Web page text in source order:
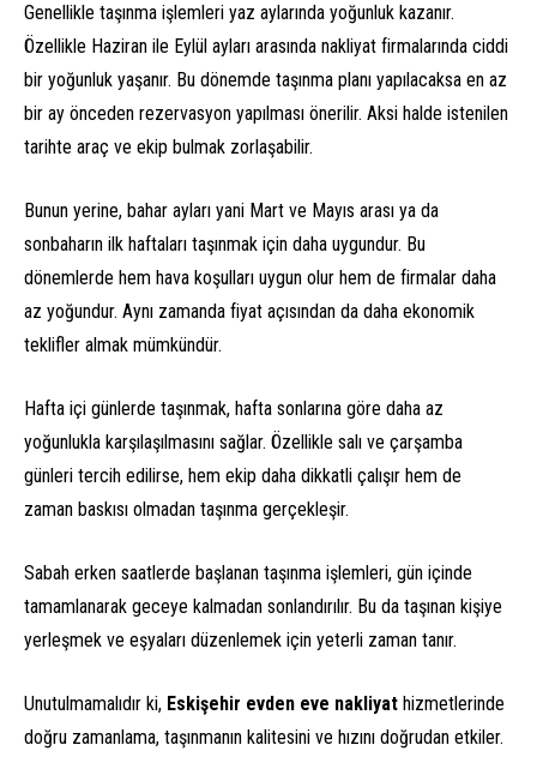
Genellikle taşınma işlemleri yaz aylarında yoğunluk kazanır.
Özellikle Haziran ile Eylül ayları arasında nakliyat firmalarında ciddi
bir yoğunluk yaşanır. Bu dönemde taşınma planı yapılacaksa en az
bir ay önceden rezervasyon yapılması önerilir. Aksi halde istenilen
tarihte araç ve ekip bulmak zorlaşabilir.
Bunun yerine, bahar ayları yani Mart ve Mayıs arası ya da
sonbaharın ilk haftaları taşınmak için daha uygundur. Bu
dönemlerde hem hava koşulları uygun olur hem de firmalar daha
az yoğundur. Aynı zamanda fiyat açısından da daha ekonomik
teklifler almak mümkündür.
Hafta içi günlerde taşınmak, hafta sonlarına göre daha az
yoğunlukla karşılaşılmasını sağlar. Özellikle salı ve çarşamba
günleri tercih edilirse, hem ekip daha dikkatli çalışır hem de
zaman baskısı olmadan taşınma gerçekleşir.
Sabah erken saatlerde başlanan taşınma işlemleri, gün içinde
tamamlanarak geceye kalmadan sonlandırılır. Bu da taşınan kişiye
yerleşmek ve eşyaları düzenlemek için yeterli zaman tanır.
Unutulmamalıdır ki, Eskişehir evden eve nakliyat hizmetlerinde
doğru zamanlama, taşınmanın kalitesini ve hızını doğrudan etkiler.